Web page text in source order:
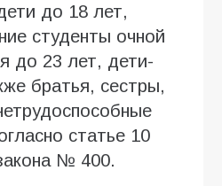
до 18 лет,
студенты очной
до 23 лет, дети-
братья, сестры,
статье 10
№ 400.